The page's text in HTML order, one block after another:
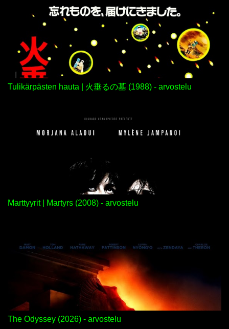
Tulikärpästen hauta | 火垂るの墓 (1988) - arvostelu
Marttyyrit | Martyrs (2008) - arvostelu
The Odyssey (2026) - arvostelu